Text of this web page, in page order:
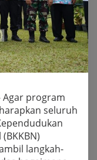
Agar program
seluruh
langkah-